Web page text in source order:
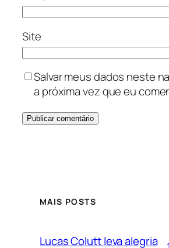
Site
Salvar meus dados neste
a próxima vez que eu
MAIS POSTS
Lucas Colutt leva alegria